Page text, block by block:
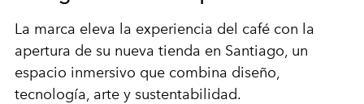
La marca eleva la experiencia del café con la
apertura de su nueva tienda en Santiago, un
espacio inmersivo que combina diseño,
tecnología, arte y sustentabilidad.